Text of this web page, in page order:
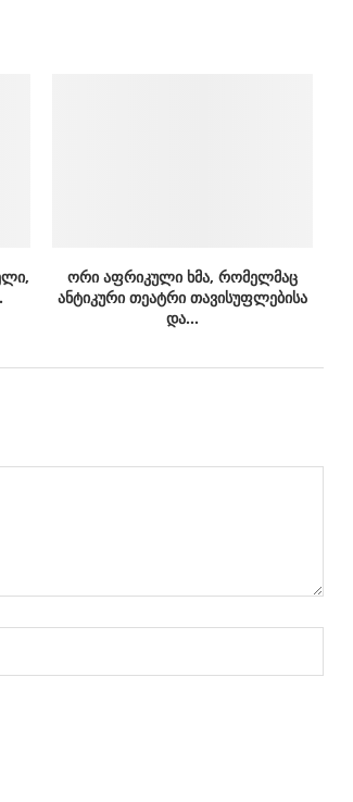
ორი აფრიკული ხმა, რომელმაც
ანტიკური თეატრი თავისუფლებისა
და...